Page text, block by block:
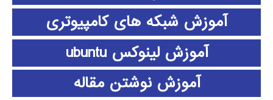
آموزش شبکه های کامپیوتری
آموزش لینوکس ubuntu
آموزش نوشتن مقاله